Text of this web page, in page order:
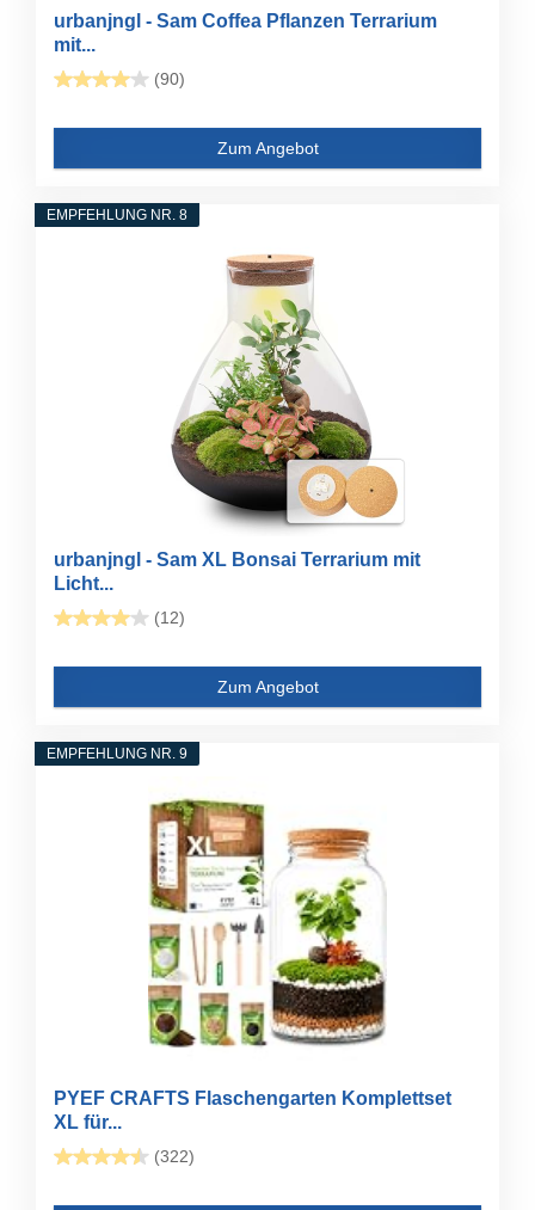
urbanjngl - Sam Coffea Pflanzen Terrarium
mit...
(90)
Zum Angebot
EMPFEHLUNG NR. 8
urbanjngl - Sam XL Bonsai Terrarium mit
Licht...
(12)
Zum Angebot
EMPFEHLUNG NR. 9
PYEF CRAFTS Flaschengarten Komplettset
XL für...
(322)